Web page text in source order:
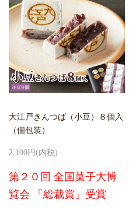
大江戸きんつば（小豆）８個入
（個包装）
2,100円(内税)
第２０回 全国菓子大博
覧会 「総裁賞」受賞